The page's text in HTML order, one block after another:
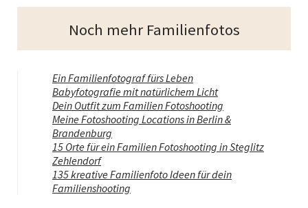
Noch mehr Familienfotos
Ein Familienfotograf fürs Leben
Babyfotografie mit natürlichem Licht
Dein Outfit zum Familien Fotoshooting
Meine Fotoshooting Locations in Berlin &
Brandenburg
15 Orte für ein Familien Fotoshooting in Steglitz
Zehlendorf
135 kreative Familienfoto Ideen für dein
Familienshooting